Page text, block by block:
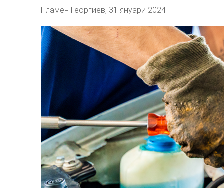
Пламен Георгиев, 31 януари 2024